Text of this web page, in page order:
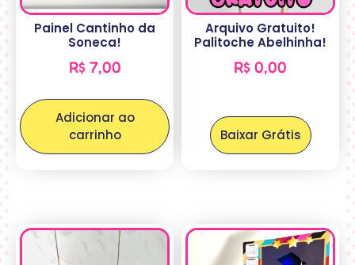
Painel Cantinho da
Soneca!
R$7,00
Adicionar ao
carrinho
Arquivo Gratuito!
Palitoche Abelhinha!
R$ 0,00
Baixar Grátis